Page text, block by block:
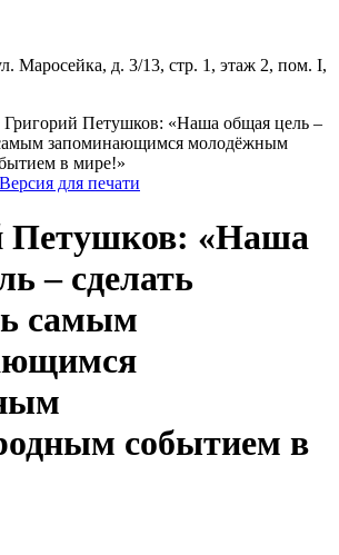
Маросейка, д. 3/13, стр. 1, этаж 2, пом. I,
Григорий Петушков: «Наша общая цель –
самым запоминающимся молодёжным
в мире!»
Версия для печати
Петушков: «Наша
– сделать
самым
событием в